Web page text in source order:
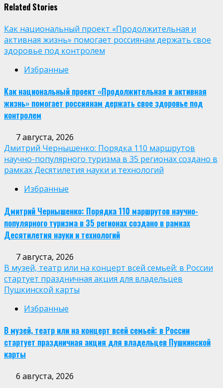
Related Stories
Как национальный проект «Продолжительная и
активная жизнь» помогает россиянам держать свое
здоровье под контролем
Избранные
Как национальный проект «Продолжительная и активная
жизнь» помогает россиянам держать свое здоровье под
контролем
7 августа, 2026
Дмитрий Чернышенко: Порядка 110 маршрутов
научно-популярного туризма в 35 регионах создано в
рамках Десятилетия науки и технологий
Избранные
Дмитрий Чернышенко: Порядка 110 маршрутов научно-
популярного туризма в 35 регионах создано в рамках
Десятилетия науки и технологий
7 августа, 2026
В музей, театр или на концерт всей семьей: в России
стартует праздничная акция для владельцев
Пушкинской карты
Избранные
В музей, театр или на концерт всей семьей: в России
стартует праздничная акция для владельцев Пушкинской
карты
6 августа, 2026